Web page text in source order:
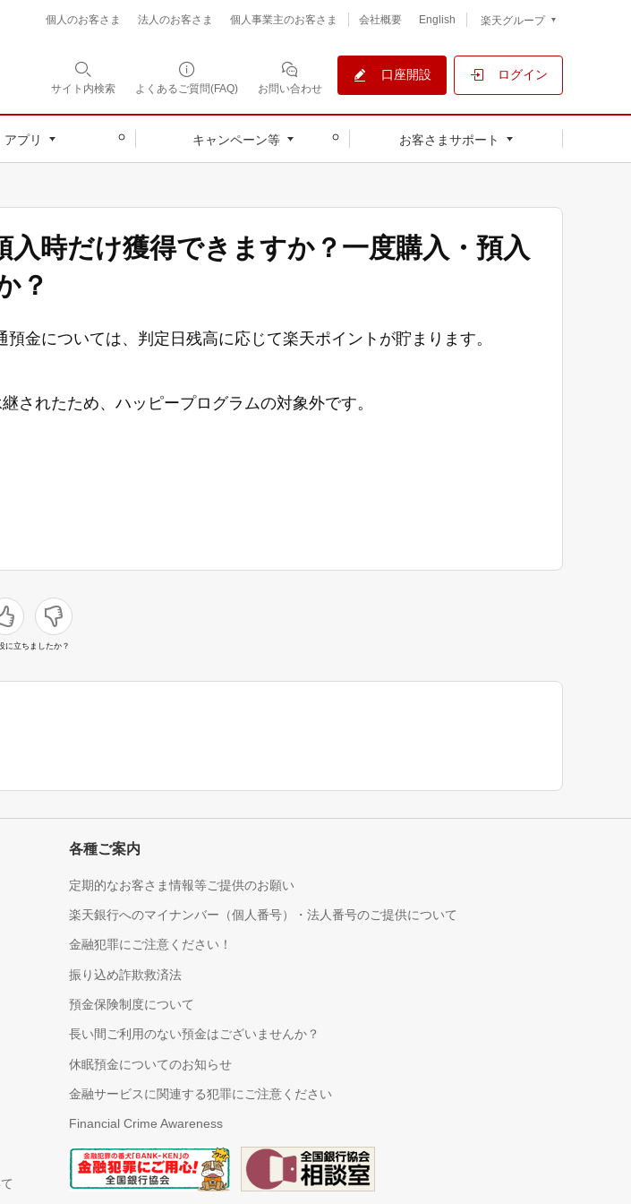
個人のお客さま 法人のお客さま 個人事業主のお客さま 会社概要 English 楽天グループ
サイト内検索 よくあるご質問(FAQ) お問い合わせ
口座開設 ログイン
アプリ キャンペーン等 お客さまサポート
時だけ獲得できますか？一度購入・預入
？
金については、判定日残高に応じて楽天ポイントが貯まります。
れたため、ハッピープログラムの対象外です。
に立ちましたか？
各種ご案内
定期的なお客さま情報等ご提供のお願い
楽天銀行へのマイナンバー（個人番号）・法人番号のご提供について
金融犯罪にご注意ください！
振り込め詐欺救済法
預金保険制度について
長い間ご利用のない預金はございませんか？
休眠預金についてのお知らせ
金融サービスに関連する犯罪にご注意ください
Financial Crime Awareness